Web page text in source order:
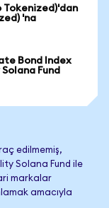
Tokenized)'dan
'na
Bond Index
Fund
edilmemiş,
Solana Fund ile
markalar
amacıyla